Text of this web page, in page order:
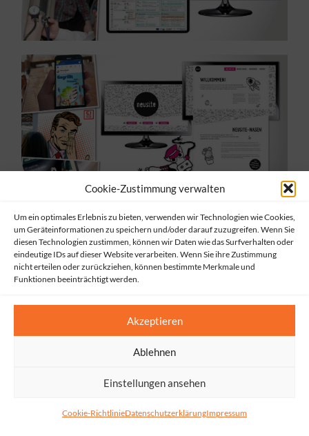
Cookie-Zustimmung verwalten
Um ein optimales Erlebnis zu bieten, verwenden wir Technologien wie Cookies,
um Geräteinformationen zu speichern und/oder darauf zuzugreifen. Wenn Sie
diesen Technologien zustimmen, können wir Daten wie das Surfverhalten oder
eindeutige IDs auf dieser Website verarbeiten. Wenn Sie ihre Zustimmung
nicht erteilen oder zurückziehen, können bestimmte Merkmale und
Funktionen beeinträchtigt werden.
Akzeptieren
Ablehnen
Einstellungen ansehen
Cookie-RichtlinieDatenschutzerklärungImpressum
Referenz: WordPressDesign – Branche Werbung
MEHR ERFAHREN ...
Referenz: UX Design – Branche Soziales und Verwaltung
MEHR ERFAHREN ...